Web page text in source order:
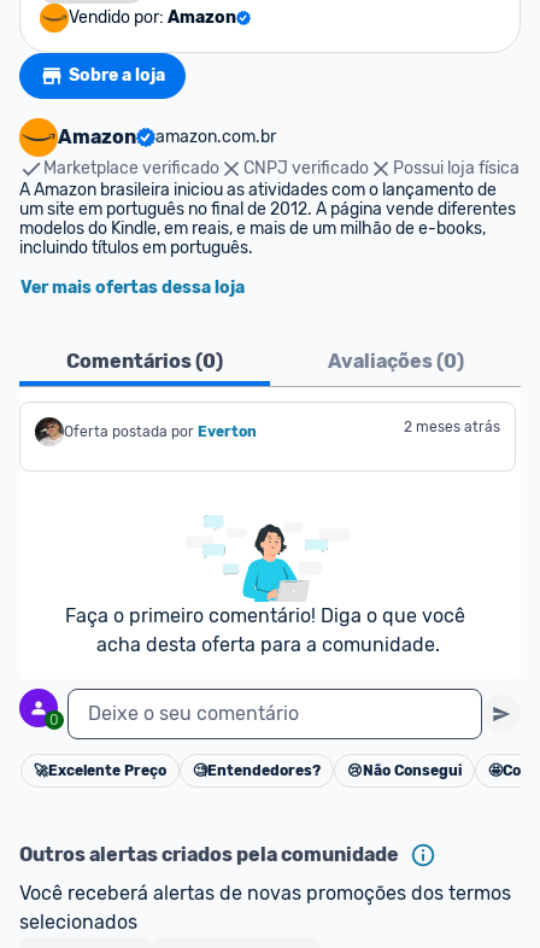
Vendido por: Amazon
Sobre a loja
Amazon
amazon.com.br
Marketplace verificado
CNPJ verificado
Possui loja física
A Amazon brasileira iniciou as atividades com o lançamento de
um site em português no final de 2012. A página vende diferentes
modelos do Kindle, em reais, e mais de um milhão de e-books,
incluindo títulos em português.
Ver mais ofertas dessa loja
Comentários (0) Avaliações (0)
Oferta postada por Everton 2 meses atrás
Faça o primeiro comentário! Diga o que você
acha desta oferta para a comunidade.
0 Deixe o seu comentário
Cancelar
🚀Excelente Preço 🧐Entendedores? 😢 Não Consegui 🤩
Outros alertas criados pela comunidade
Você receberá alertas de novas promoções dos termos
selecionados